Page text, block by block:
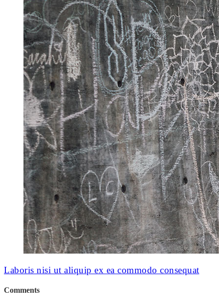
Laboris nisi ut aliquip ex ea commodo consequat
Comments